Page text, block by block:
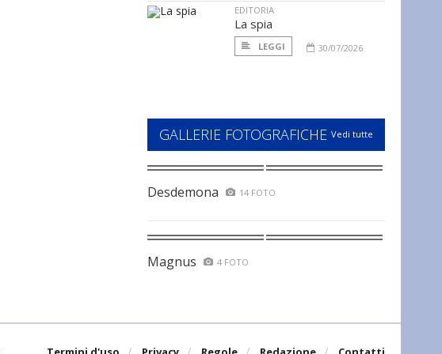
EDITORIA
La spia
LEGGI 30/07/2026
GALLERIE FOTOGRAFICHE Vedi tutte
Desdemona 14 FOTO
Magnus 4 FOTO